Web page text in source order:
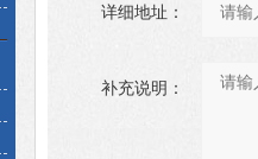
详细地址：
补充说明：